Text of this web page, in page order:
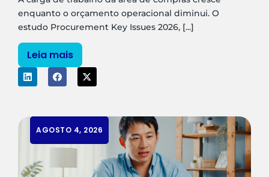
enquanto o orçamento operacional diminui. O
estudo Procurement Key Issues 2026, [...]
Leia mais
AGOSTO 4, 2026